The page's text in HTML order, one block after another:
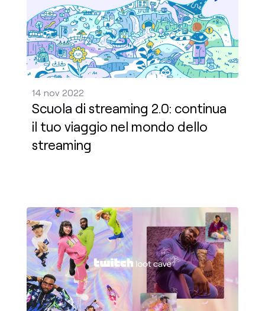
14 nov 2022
Scuola di streaming 2.0: continua
il tuo viaggio nel mondo dello
streaming
È arrivato il nuovo merchandising autunnale: due